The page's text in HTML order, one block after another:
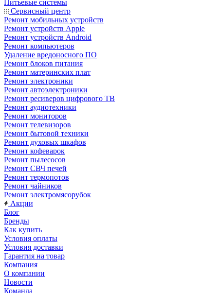
Питьевые системы
Сервисный центр
Ремонт мобильных устройств
Ремонт устройств Apple
Ремонт устройств Android
Ремонт компьютеров
Удаление вредоносного ПО
Ремонт блоков питания
Ремонт материнских плат
Ремонт электроники
Ремонт автоэлектроники
Ремонт ресиверов цифрового ТВ
Ремонт аудиотехники
Ремонт мониторов
Ремонт телевизоров
Ремонт бытовой техники
Ремонт духовых шкафов
Ремонт кофеварок
Ремонт пылесосов
Ремонт СВЧ печей
Ремонт термопотов
Ремонт чайников
Ремонт электромясорубок
Акции
Блог
Бренды
Как купить
Условия оплаты
Условия доставки
Гарантия на товар
Компания
О компании
Новости
Команда